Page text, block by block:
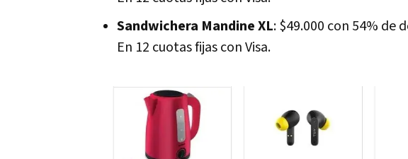
Sandwichera Mandine XL: $49.000 con 54% de
En 12 cuotas fijas con Visa.